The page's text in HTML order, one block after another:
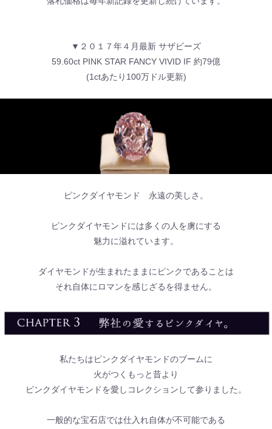
▼２０１７年４月最新 サザビーズ
59.60ct PINK STAR FANCY VIVID IF 約79億
(1ctあたり100万ドル更新)
ピンクダイヤモンド 永遠の美しさ。
ピンクダイヤモンドには多くの人を虜にする
魅力に溢れています。
ダイヤモンドが生まれたままにピンクであることは
それ自体にロマンを感じざるを得ません。
私たちはピンクダイヤモンドのブームに
火がつくもっと昔より
ピンクダイヤモンドを愛しコレクションして参りました。
一般的な宝石店では仕入れ自体が不可能である